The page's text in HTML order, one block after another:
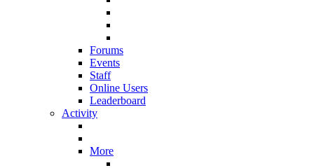
Forums
Events
Staff
Online Users
Leaderboard
Activity
More